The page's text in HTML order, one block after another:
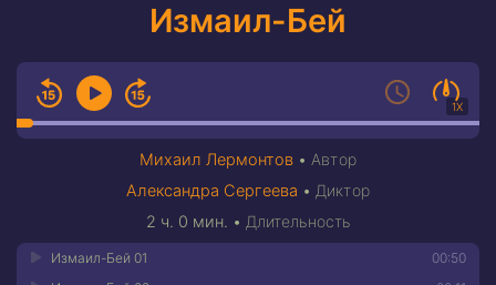
Измаил-Бей
1X
Михаил Лермонтов •Автор
Александра Сергеева •Диктор
2 ч. 0 мин. • Длительность
00:50
Измаил-Бей 01